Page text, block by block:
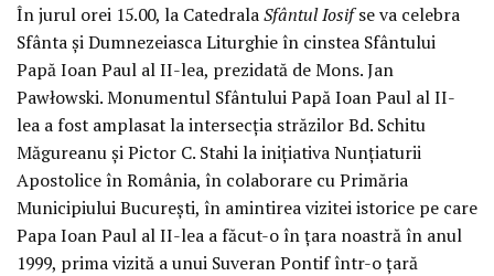
În jurul orei 15.00, la CatedralaSfântul Iosifse va celebra
Sfânta și Dumnezeiasca Liturghie în cinstea Sfântului
Papă Ioan Paul al II-lea, prezidată de Mons. Jan
Pawłowski. Monumentul Sfântului Papă Ioan Paul al II-
lea a fost amplasat la intersecția străzilor Bd. Schitu
Măgureanu și Pictor C. Stahi la inițiativa Nunțiaturii
Apostolice în România, în colaborare cu Primăria
Municipiului București, în amintirea vizitei istorice pe care
Papa Ioan Paul al II-lea a făcut-o în țara noastră în anul
1999, prima vizită a unui Suveran Pontif într-o țară